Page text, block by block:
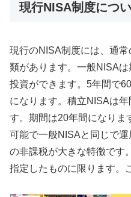
現行NISA制度につ
現行のNISA制度には、通
類があります。一般NISA
投資ができます。5年間で
になります。積立NISAは
す。期間は20年間になりま
可能で一般NISAと同じで
の非課税が大きな特徴です
指定したものに限ります。